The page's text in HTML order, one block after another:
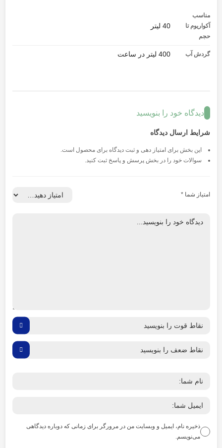
مناسب
آکواریوم تا
حجم
40 لیتر
گردش آب 400 لیتر در ساعت
دیدگاه خود را بنویسید
شرایط ارسال دیدگاه
این بخش برای امتیاز دهی و ثبت دیدگاه برای محصول است.
سوالات خود را در بخش پرسش و پاسخ ثبت کنید.
امتیاز شما*
ذخیره نام، ایمیل و وبسایت من در مرورگر برای زمانی که دوباره دیدگاهی
می‌نویسم.